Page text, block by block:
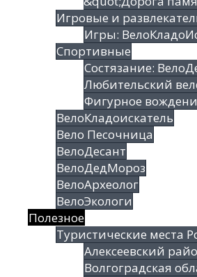
Игровые и
Игры:
Спортивные
Состязание:
Любительский
Фигурное
ВелоКладоискатель
Вело Песочница
ВелоДесант
ВелоДедМороз
ВелоАрхеолог
ВелоЭкологи
Полезное
Туристические места
Алексеевский
Волгоградская